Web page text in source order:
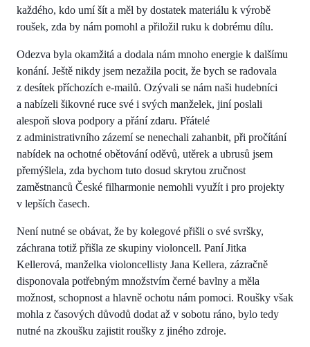
každého, kdo umí šít a měl by dostatek materiálu k výrobě
roušek, zda by nám pomohl a přiložil ruku k dobrému dílu.
Odezva byla okamžitá a dodala nám mnoho energie k dalšímu
konání. Ještě nikdy jsem nezažila pocit, že bych se radovala
z desítek příchozích e-mailů. Ozývali se nám naši hudebníci
a nabízeli šikovné ruce své i svých manželek, jiní poslali
alespoň slova podpory a přání zdaru. Přátelé
z administrativního zázemí se nenechali zahanbit, při pročítání
nabídek na ochotné obětování oděvů, utěrek a ubrusů jsem
přemýšlela, zda bychom tuto dosud skrytou zručnost
zaměstnanců České filharmonie nemohli využít i pro projekty
v lepších časech.
Není nutné se obávat, že by kolegové přišli o své svršky,
záchrana totiž přišla ze skupiny violoncell. Paní Jitka
Kellerová, manželka violoncellisty Jana Kellera, zázračně
disponovala potřebným množstvím černé bavlny a měla
možnost, schopnost a hlavně ochotu nám pomoci. Roušky však
mohla z časových důvodů dodat až v sobotu ráno, bylo tedy
nutné na zkoušku zajistit roušky z jiného zdroje.